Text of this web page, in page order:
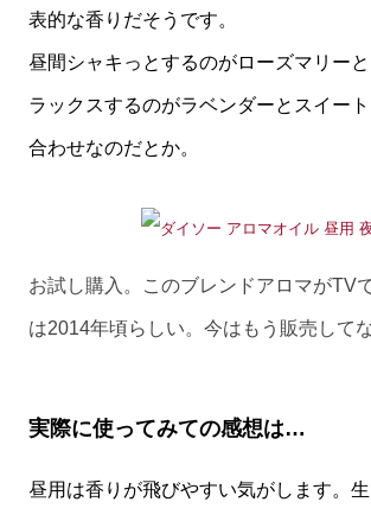
表的な香りだそうです。
昼間シャキっとするのがローズマリー
ラックスするのがラベンダーとスイー
合わせなのだとか。
お試し購入。このブレンドアロマがTV
は2014年頃らしい。今はもう販売して
実際に使ってみての感想は…
昼用は香りが飛びやすい気がします。